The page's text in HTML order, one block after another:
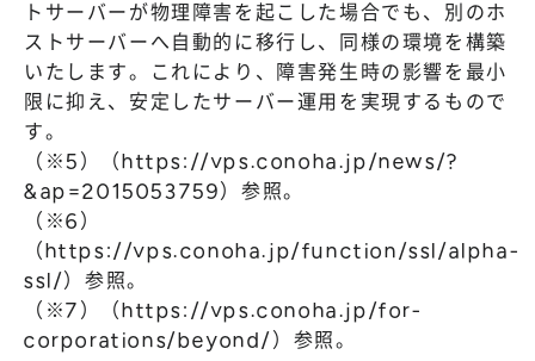
トサーバーが物理障害を起こした場合でも、別のホ
ストサーバーへ自動的に移行し、同様の環境を構築
いたします。これにより、障害発生時の影響を最小
限に抑え、安定したサーバー運用を実現するもので
す。
（※5）（ https://vps.conoha.jp/news/?
&ap=2015053759 ）参照。
（※6）
（ https://vps.conoha.jp/function/ssl/alpha-
ssl/ ）参照。
（※7）（ https://vps.conoha.jp/for-
corporations/beyond/ ）参照。